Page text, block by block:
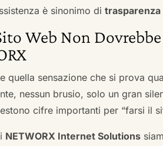
è sinonimo di
Web Non
quella sensazione che si prova
nessun brusio, solo un gran
cifre importanti per “farsi il
NETWORX Internet Solutions